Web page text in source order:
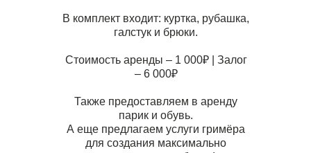
В комплект входит: куртка, рубашка,
галстук и брюки.
Стоимость аренды – 1 000₽ | Залог
– 6 000₽
Также предоставляем в аренду
парик и обувь.
А еще предлагаем услуги гримёра
для создания максимально